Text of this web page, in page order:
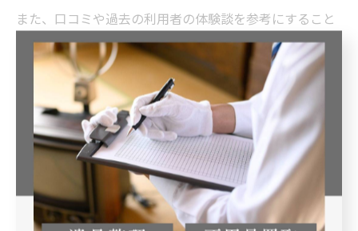
また、口コミや過去の利用者の体験談を参考にすること
で、信頼できる業者選びやトラブル回避につながりま
す。特に初心者や高齢者世帯では、専門家の立ち会いや
第三者のチェックを活用することが安心です。
家族間の合意形成に役立つ遺品整理の進め方
遺品整理では、家族間の合意形成がトラブル回避と円滑
な作業進行のために不可欠です。作業を始める前に、全
員で遺品の仕分け基準や処分方法、役割分担を話し合